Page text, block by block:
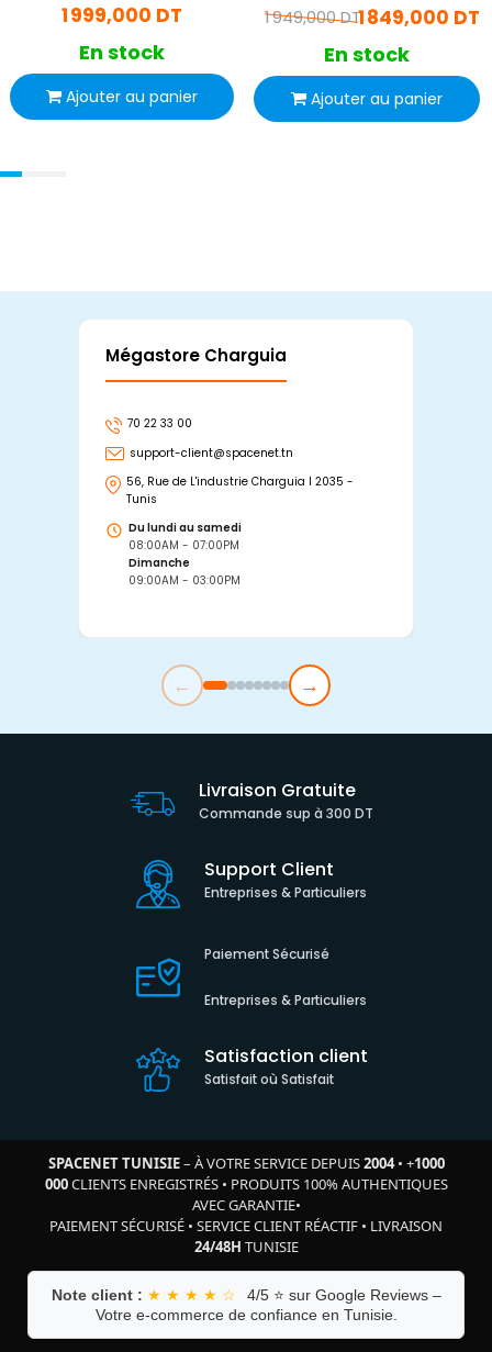
1 999,000 DT
En stock
Ajouter au panier
1 849,000 DT
1 949,000 DT
En stock
Ajouter au panier
Mégastore Charguia
70 22 33 00
support-client@spacenet.tn
56, Rue de L'industrie Charguia I 2035 -
Tunis
Du lundi au samedi
08:00AM - 07:00PM
Dimanche
09:00AM - 03:00PM
← →
Livraison Gratuite
Commande sup à 300 DT
Support Client
Entreprises & Particuliers
Paiement Sécurisé
Entreprises & Particuliers
Satisfaction client
Satisfait où Satisfait
SPACENET TUNISIE– À VOTRE SERVICE DEPUIS2004• +1000
000CLIENTS ENREGISTRÉS• PRODUITS 100% AUTHENTIQUES
AVEC GARANTIE•
PAIEMENT SÉCURISÉ • SERVICE CLIENT RÉACTIF • LIVRAISON
24/48H TUNISIE
Note client : ★ ★ ★ ★ ☆
4/5 ⭐ sur Google Reviews –
Votre e-commerce de confiance en Tunisie.